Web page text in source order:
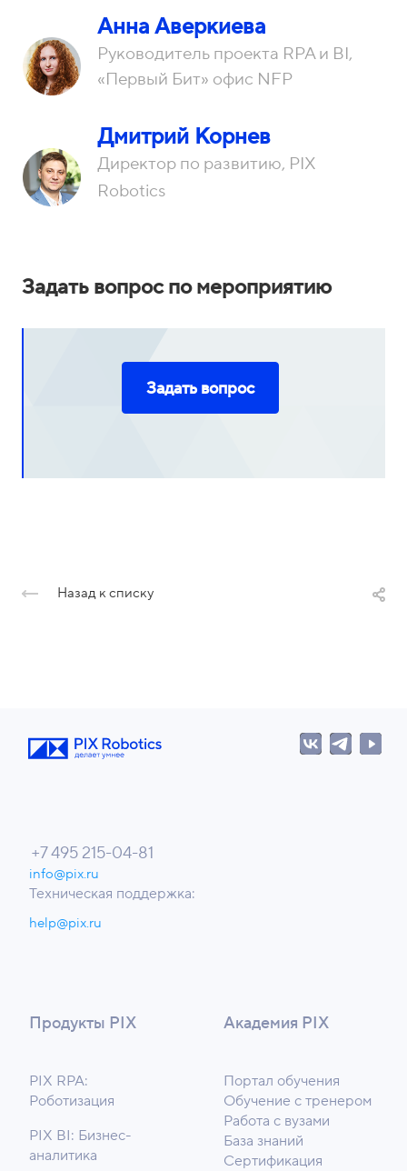
Анна Аверкиева
Руководитель проекта RPA и BI,
«Первый Бит» офис NFP
Дмитрий Корнев
Директор по развитию, PIX
Robotics
Задать вопрос по мероприятию
Задать вопрос
Назад к списку
Продукты PIX
PIX RPA:
Роботизация
PIX BI: Бизнес-
аналитика
Академия PIX
Портал обучения
Обучение с тренером
Работа с вузами
База знаний
Сертификация
+7 495 215-04-81
info@pix.ru
Техническая поддержка:
help@pix.ru